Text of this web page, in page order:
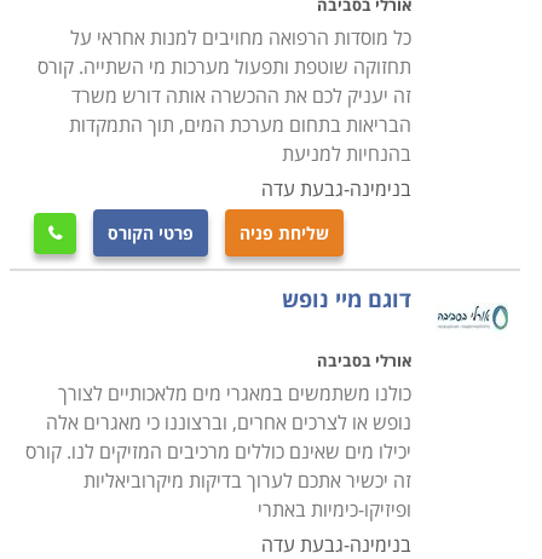
אורלי בסביבה
כל מוסדות הרפואה מחויבים למנות אחראי על
תחזוקה שוטפת ותפעול מערכות מי השתייה. קורס
זה יעניק לכם את ההכשרה אותה דורש משרד
הבריאות בתחום מערכת המים, תוך התמקדות
בהנחיות למניעת
בנימינה-גבעת עדה
שליחת פניה פרטי הקורס 
דוגם מיי נופש
אורלי בסביבה
כולנו משתמשים במאגרי מים מלאכותיים לצורך
נופש או לצרכים אחרים, וברצוננו כי מאגרים אלה
יכילו מים שאינם כוללים מרכיבים המזיקים לנו. קורס
זה יכשיר אתכם לערוך בדיקות מיקרוביאליות
ופיזיקו-כימיות באתרי
בנימינה-גבעת עדה